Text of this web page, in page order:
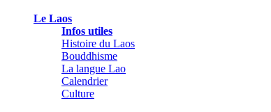
Le Laos
Infos utiles
Histoire du Laos
Bouddhisme
La langue Lao
Calendrier
Culture